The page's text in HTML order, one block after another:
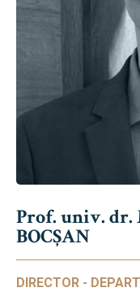
Prof. univ. dr.
BOCȘAN
DIRECTOR -